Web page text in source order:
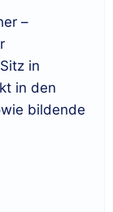
–
in
in den
bildende